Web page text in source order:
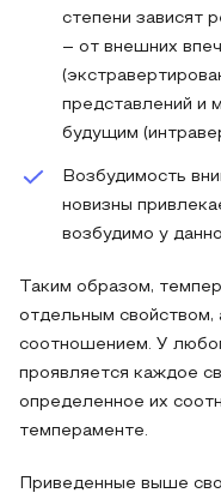
степени зависят
– от внешних
представлений и
будущим
Возбудимость
новизны
возбудимо у
Таким образом,
отдельным свойством,
соотношением. У
проявляется каждое
определенное их
темпераменте.
Приведенные выше